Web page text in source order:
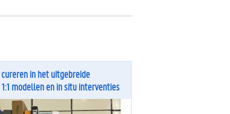
in het uitgebreide
modellen en in situ interventies